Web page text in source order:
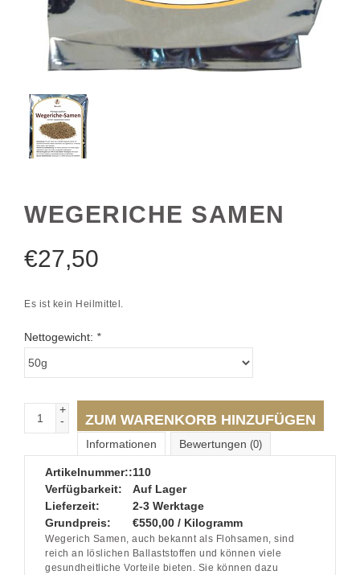
WEGERICHE SAMEN
€27,50
Es ist kein Heilmittel.
Nettogewicht: *
+
-
ZUM WARENKORB HINZUFÜGEN
Informationen Bewertungen (0)
Artikelnummer::110
Verfügbarkeit:
Auf Lager
Lieferzeit:
2-3 Werktage
Grundpreis:
€550,00 / Kilogramm
Wegerich Samen, auch bekannt als Flohsamen, sind
reich an löslichen Ballaststoffen und können viele
gesundheitliche Vorteile bieten. Sie können dazu